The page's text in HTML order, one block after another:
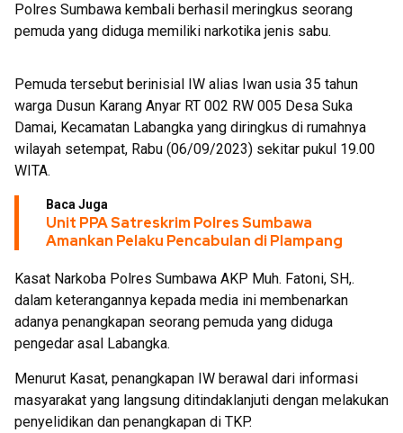
Polres Sumbawa kembali berhasil meringkus seorang
pemuda yang diduga memiliki narkotika jenis sabu.
Pemuda tersebut berinisial IW alias Iwan usia 35 tahun
warga Dusun Karang Anyar RT 002 RW 005 Desa Suka
Damai, Kecamatan Labangka yang diringkus di rumahnya
wilayah setempat, Rabu (06/09/2023) sekitar pukul 19.00
WITA.
Baca Juga
Unit PPA Satreskrim Polres Sumbawa
Amankan Pelaku Pencabulan di Plampang
Kasat Narkoba Polres Sumbawa AKP Muh. Fatoni, SH,.
dalam keterangannya kepada media ini membenarkan
adanya penangkapan seorang pemuda yang diduga
pengedar asal Labangka.
Menurut Kasat, penangkapan IW berawal dari informasi
masyarakat yang langsung ditindaklanjuti dengan melakukan
penyelidikan dan penangkapan di TKP.